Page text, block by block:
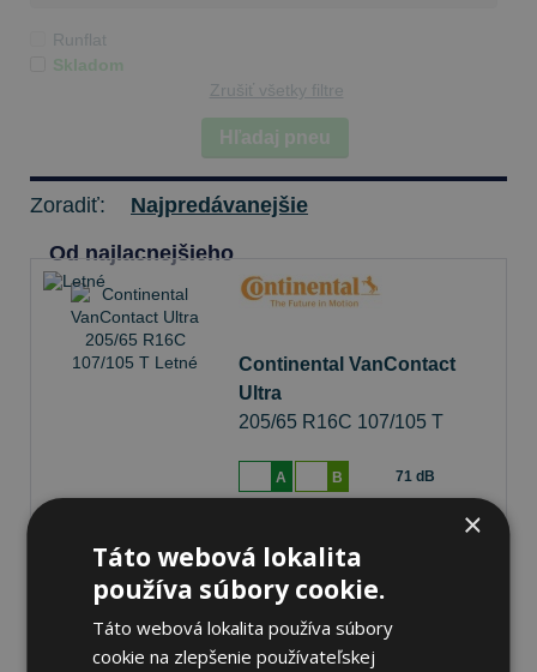
Runflat
Skladom
Zrušiť všetky filtre
Hľadaj pneu
Zoradiť:
Najpredávanejšie
Od najlacnejšieho
Continental VanContact
Ultra
205/65 R16C 107/105 T
A B 71 dB
Ihneď k odberu na1 pobočke
142,09 €
×
Táto webová lokalita
používa súbory cookie.
Táto webová lokalita používa súbory
cookie na zlepšenie používateľskej